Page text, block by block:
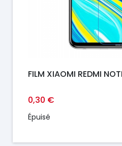
FILM XIAOMI REDMI
0,30 €
Épuisé